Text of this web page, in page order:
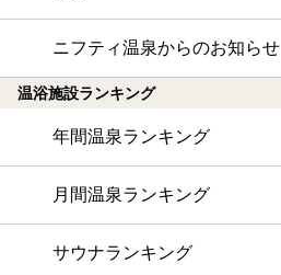
ニフティ温泉からのお知らせ
温浴施設ランキング
年間温泉ランキング
月間温泉ランキング
サウナランキング